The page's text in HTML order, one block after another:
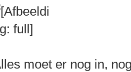
moet er nog in,